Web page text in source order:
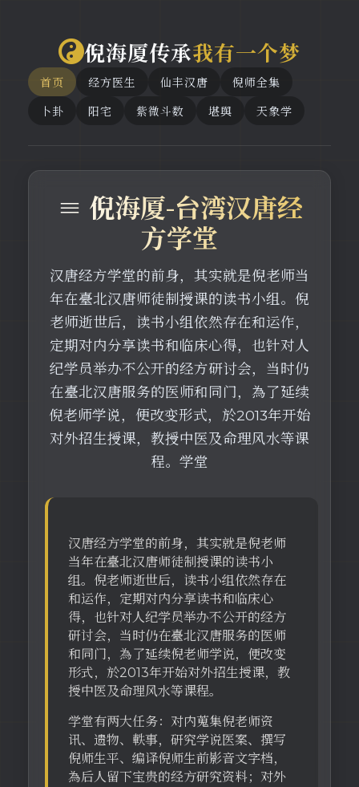
倪海厦传承我有一个梦
首页 经方医生 仙丰汉唐
倪师全集
卜卦
阳宅 紫微斗数 堪舆 天象学
≡ 倪海厦-台湾汉唐经
方学堂
汉唐经方学堂的前身，其实就是倪老师当
年在臺北汉唐师徒制授课的读书小组。倪
老师逝世后，读书小组依然存在和运作，
定期对内分享读书和临床心得，也针对人
纪学员举办不公开的经方研讨会，当时仍
在臺北汉唐服务的医师和同门，為了延续
倪老师学说，便改变形式，於2013年开始
对外招生授课，教授中医及命理风水等课
程。学堂
汉唐经方学堂的前身，其实就是倪老师
当年在臺北汉唐师徒制授课的读书小
组。倪老师逝世后，读书小组依然存在
和运作，定期对内分享读书和临床心
得，也针对人纪学员举办不公开的经方
研讨会，当时仍在臺北汉唐服务的医师
和同门，為了延续倪老师学说，便改变
形式，於2013年开始对外招生授课，教
授中医及命理风水等课程。
学堂有两大任务：对内蒐集倪老师资
讯、遗物、軼事，研究学说医案、撰写
倪师生平、编译倪师生前影音文字档，
為后人留下宝贵的经方研究资料；对外